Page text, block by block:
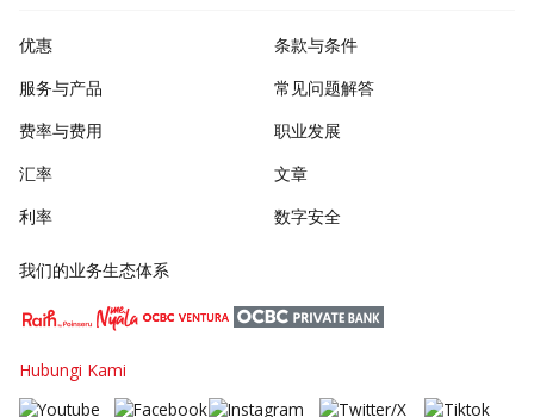
优惠
服务与产品
费率与费用
汇率
利率
条款与条件
常见问题解答
职业发展
文章
数字安全
我们的业务生态体系
Hubungi Kami